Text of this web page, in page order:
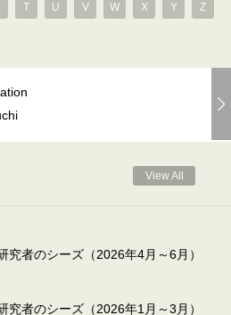
T U V W X Y Z
View All
究者のシーズ（2026年4月～6月）
究者のシーズ（2026年1月～3月）